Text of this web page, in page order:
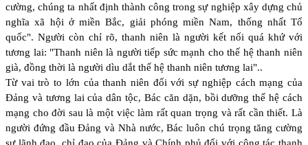
cường, chúng ta nhất định thành công trong sự nghiệp xây dựng chủ
nghĩa xã hội ở miền Bắc, giải phóng miền Nam, thống nhất Tổ
quốc". Người còn chỉ rõ, thanh niên là người kết nối quá khứ với
tương lai: "Thanh niên là người tiếp sức mạnh cho thế hệ thanh niên
già, đồng thời là người dìu dắt thế hệ thanh niên tương lai"..
Từ vai trò to lớn của thanh niên đối với sự nghiệp cách mạng của
Đảng và tương lai của dân tộc, Bác căn dặn, bồi dưỡng thế hệ cách
mạng cho đời sau là một việc làm rất quan trọng và rất cần thiết. Là
người đứng đầu Đảng và Nhà nước, Bác luôn chú trọng tăng cường